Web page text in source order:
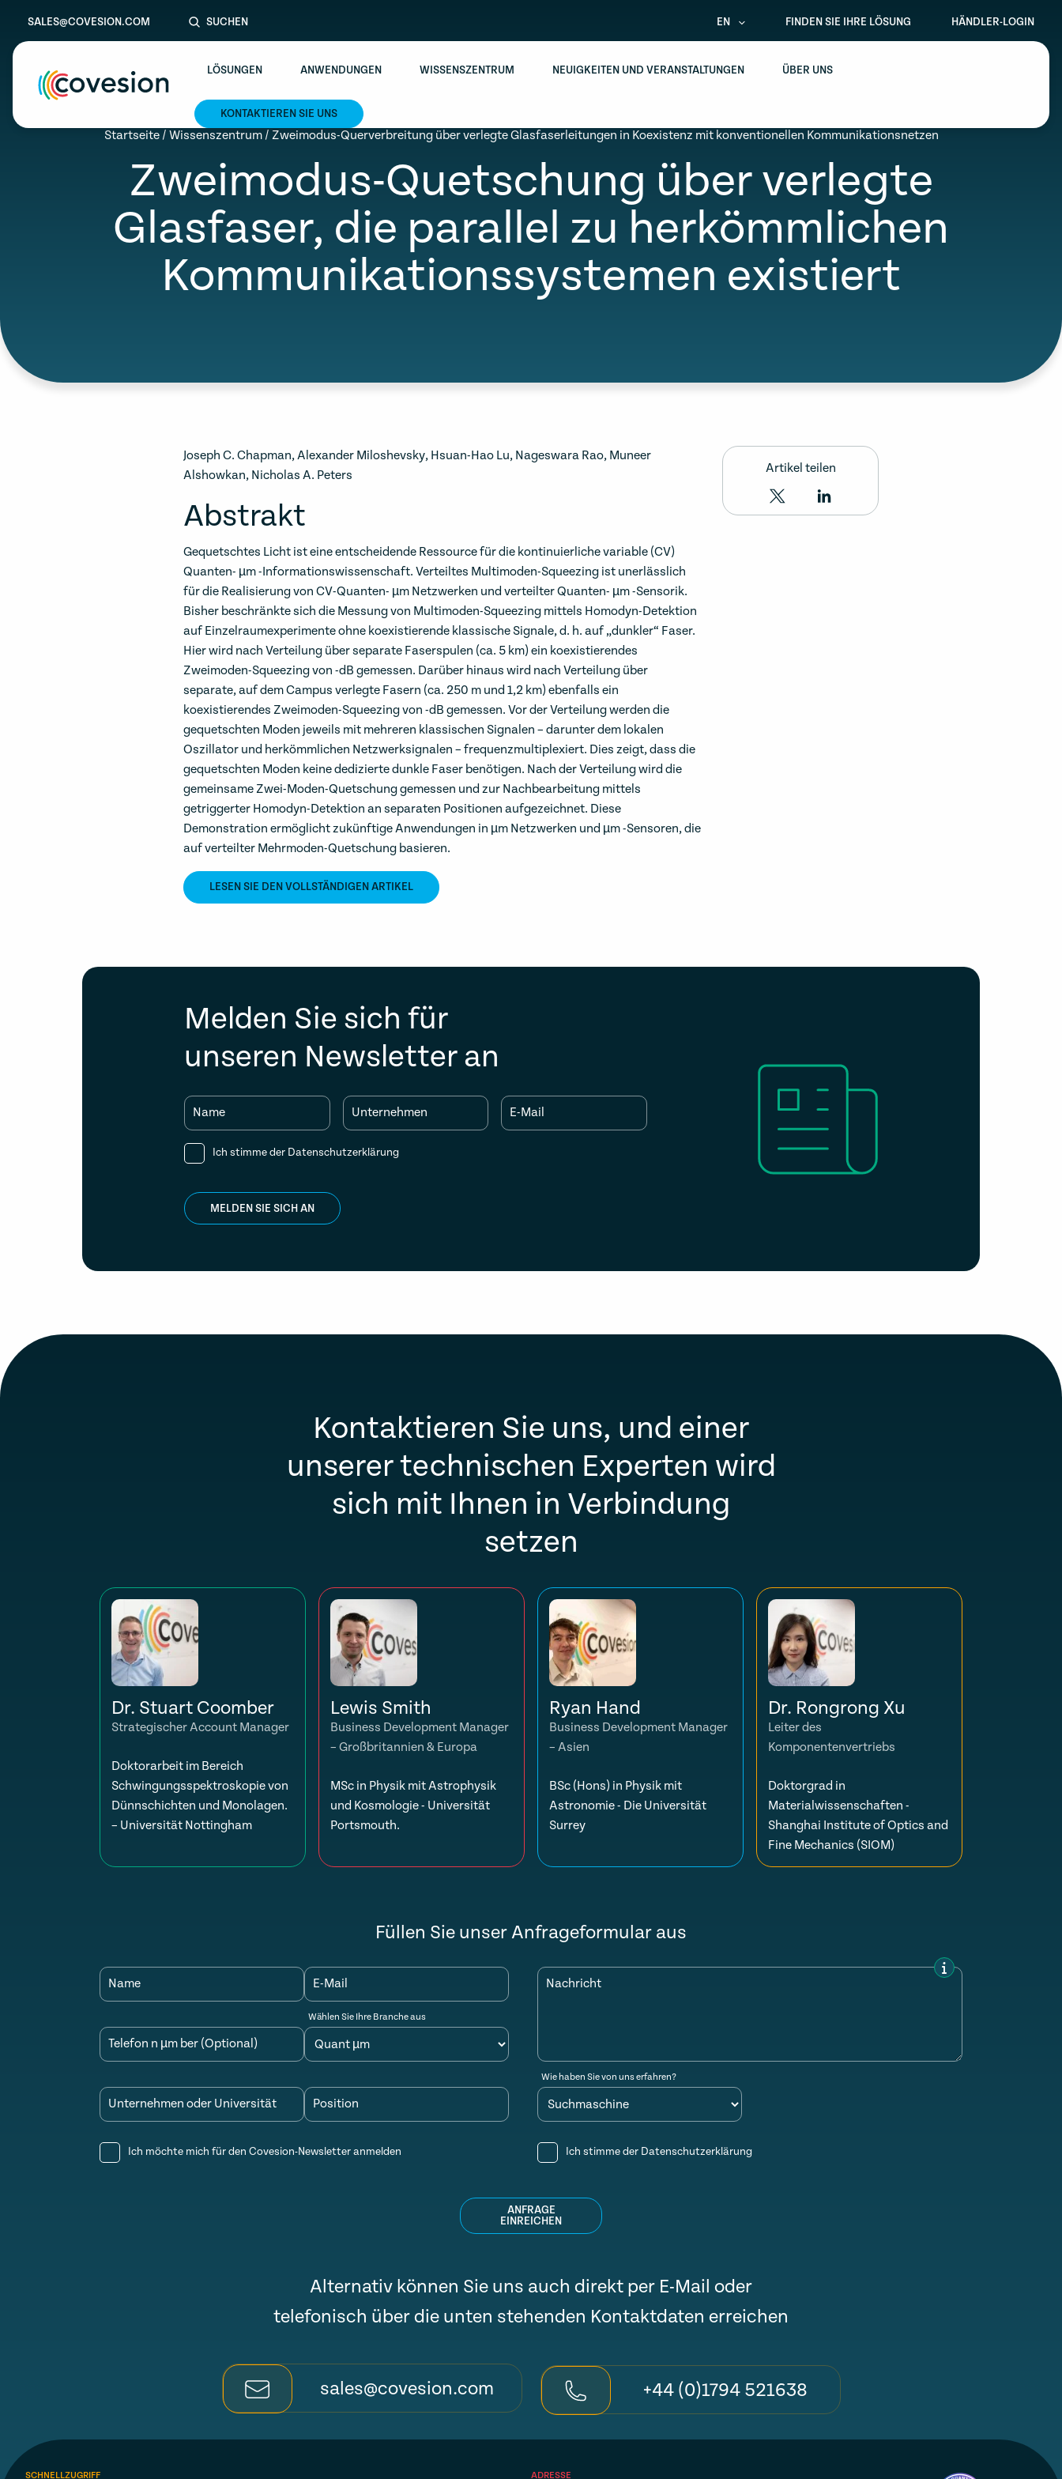
SALES@COVESION.COM SUCHEN EN FINDEN SIE IHRE LÖSUNG HÄNDLER-LOGIN
LÖSUNGEN ANWENDUNGEN WISSENSZENTRUM NEUIGKEITEN UND VERANSTALTUNGEN ÜBER UNS
KONTAKTIEREN SIE UNS
Startseite / Wissenszentrum / Zweimodus-Querverbreitung über verlegte Glasfaserleitungen in Koexistenz mit konventionellen Kommunikationsnetzen
Zweimodus-Quetschung über verlegte
Glasfaser, die parallel zu herkömmlichen
Kommunikationssystemen existiert
Joseph C. Chapman, Alexander Miloshevsky, Hsuan-Hao Lu, Nageswara Rao, Muneer
Alshowkan, Nicholas A. Peters
Abstrakt
Gequetschtes Licht ist eine entscheidende Ressource für die kontinuierliche variable (CV)
Quanten- µm -Informationswissenschaft. Verteiltes Multimoden-Squeezing ist unerlässlich
für die Realisierung von CV-Quanten- µm Netzwerken und verteilter Quanten- µm -Sensorik.
Bisher beschränkte sich die Messung von Multimoden-Squeezing mittels Homodyn-Detektion
auf Einzelraumexperimente ohne koexistierende klassische Signale, d. h. auf „dunkler“ Faser.
Hier wird nach Verteilung über separate Faserspulen (ca. 5 km) ein koexistierendes
Zweimoden-Squeezing von -dB gemessen. Darüber hinaus wird nach Verteilung über
separate, auf dem Campus verlegte Fasern (ca. 250 m und 1,2 km) ebenfalls ein
koexistierendes Zweimoden-Squeezing von -dB gemessen. Vor der Verteilung werden die
gequetschten Moden jeweils mit mehreren klassischen Signalen – darunter dem lokalen
Oszillator und herkömmlichen Netzwerksignalen – frequenzmultiplexiert. Dies zeigt, dass die
gequetschten Moden keine dedizierte dunkle Faser benötigen. Nach der Verteilung wird die
gemeinsame Zwei-Moden-Quetschung gemessen und zur Nachbearbeitung mittels
getriggerter Homodyn-Detektion an separaten Positionen aufgezeichnet. Diese
Demonstration ermöglicht zukünftige Anwendungen in µm Netzwerken und µm -Sensoren, die
auf verteilter Mehrmoden-Quetschung basieren.
LESEN SIE DEN VOLLSTÄNDIGEN ARTIKEL
Artikel teilen
Melden Sie sich für
unseren Newsletter an
Name Unternehmen E-Mail
Ich stimme der Datenschutzerklärung
MELDEN SIE SICH AN
Kontaktieren Sie uns, und einer
unserer technischen Experten wird
sich mit Ihnen in Verbindung
setzen
Dr. Stuart Coomber
Strategischer Account Manager
Doktorarbeit im Bereich
Schwingungsspektroskopie von
Dünnschichten und Monolagen.
– Universität Nottingham
Lewis Smith
Business Development Manager
– Großbritannien & Europa
MSc in Physik mit Astrophysik
und Kosmologie - Universität
Portsmouth.
Ryan Hand
Business Development Manager
– Asien
BSc (Hons) in Physik mit
Astronomie - Die Universität
Surrey
Dr. Rongrong Xu
Leiter des
Komponentenvertriebs
Doktorgrad in
Materialwissenschaften -
Shanghai Institute of Optics and
Fine Mechanics (SIOM)
Füllen Sie unser Anfrageformular aus
Name E-Mail
Telefon n µm ber (Optional)
Wählen Sie Ihre Branche aus
Unternehmen oder Universität Position
Nachricht
Wie haben Sie von uns erfahren?
Ich möchte mich für den Covesion-Newsletter anmelden Ich stimme der Datenschutzerklärung
ANFRAGE
EINREICHEN
Alternativ können Sie uns auch direkt per E-Mail oder
telefonisch über die unten stehenden Kontaktdaten erreichen
sales@covesion.com +44 (0)1794 521638
SCHNELLZUGRIFF ADRESSE